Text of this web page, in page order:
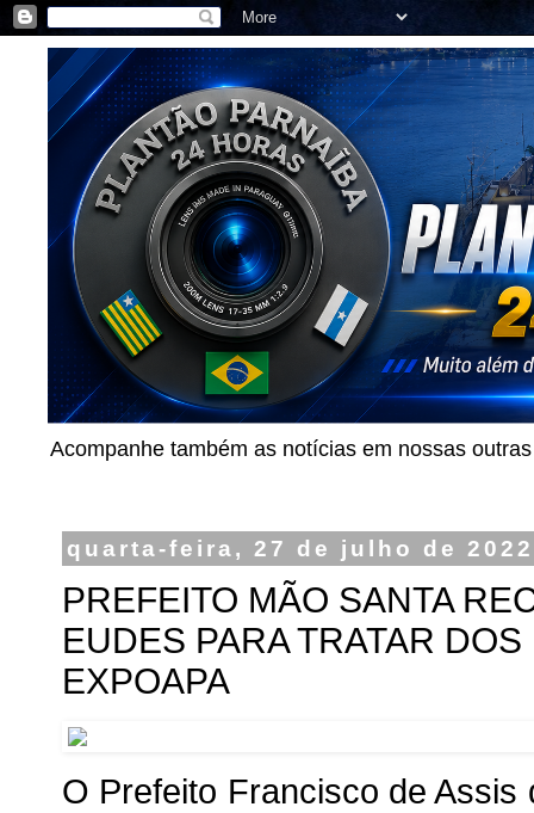
Acompanhe também as notícias em nossas
quarta-feira, 27 de julho de 2022
PREFEITO MÃO SANTA
EUDES PARA TRATAR
EXPOAPA
O Prefeito Francisco de